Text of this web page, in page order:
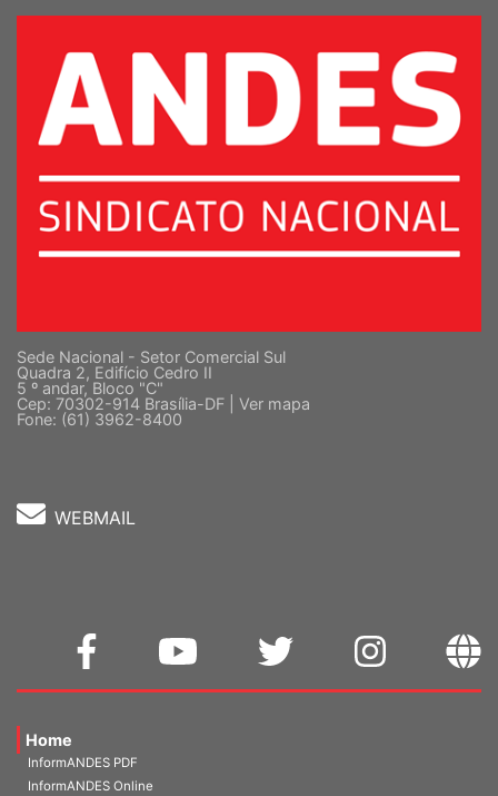
Sede Nacional - Setor Comercial Sul
Quadra 2, Edifício Cedro II
5 º andar, Bloco "C"
Cep: 70302-914 Brasília-DF | Ver mapa
Fone: (61) 3962-8400
WEBMAIL
Home
InformANDES PDF
InformANDES Online